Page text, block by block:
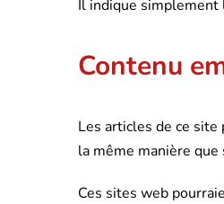
Il indique simplement
Contenu
Les articles de ce
la même manière
Ces sites web